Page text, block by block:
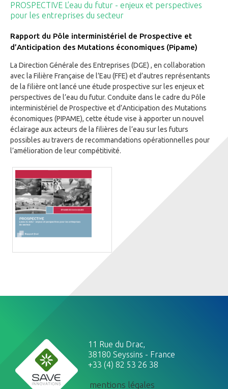
PROSPECTIVE L’eau du futur - enjeux et perspectives
pour les entreprises du secteur
Rapport du Pôle interministériel de Prospective et
d’Anticipation des Mutations économiques (Pipame)
La Direction Générale des Entreprises (DGE) , en collaboration
avec la Filière Française de l’Eau (FFE) et d’autres représentants
de la filière ont lancé une étude prospective sur les enjeux et
perspectives de l’eau du futur. Conduite dans le cadre du Pôle
interministériel de Prospective et d’Anticipation des Mutations
économiques (PIPAME), cette étude vise à apporter un nouvel
éclairage aux acteurs de la filières de l’eau sur les futurs
possibles au travers de recommandations opérationnelles pour
l’amélioration de leur compétitivité.
11 Rue du Drac,
38180 Seyssins - France
+33 (4) 82 53 26 38
mentions légales